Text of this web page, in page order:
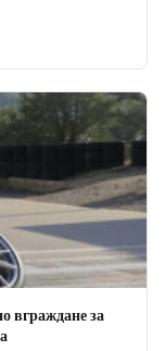
вграждане за